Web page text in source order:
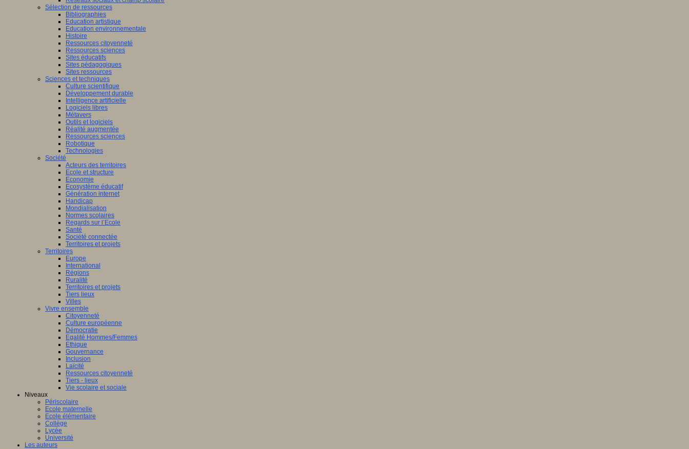
Sélection de ressources
Bibliographies
Education artistique
Education environnementale
Histoire
Ressources citoyenneté
Ressources sciences
Sites éducatifs
Sites pédagogiques
Sites ressources
Sciences et techniques
Culture scientifique
Développement durable
Intelligence artificielle
Logiciels libres
Métavers
Outils et logiciels
Réalité augmentée
Ressources sciences
Robotique
Technologies
Société
Acteurs des territoires
Ecole et structure
Economie
Ecosystème éducatif
Génération internet
Handicap
Mondialisation
Normes scolaires
Regards sur l’Ecole
Santé
Société connectée
Territoires et projets
Territoires
Europe
International
Régions
Ruralité
Territoires et projets
Tiers lieux
Villes
Vivre ensemble
Citoyenneté
Culture européenne
Démocratie
Egalité Hommes/Femmes
Ethique
Gouvernance
Inclusion
Laïcité
Ressources citoyenneté
Tiers - lieux
Vie scolaire et sociale
Niveaux
Périscolaire
Ecole maternelle
Ecole élémentaire
Collège
Lycée
Université
Les auteurs